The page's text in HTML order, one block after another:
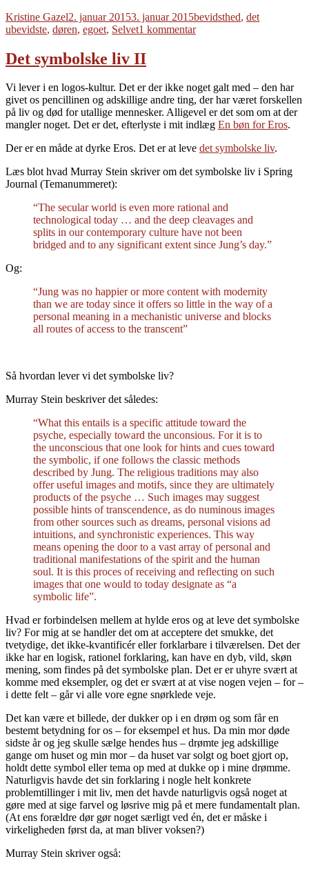
Forfatter
Kristine GazelUdgivet
2. januar 20153. januar 2015Tags
bevidsthed, det
ubevidste, døren, egoet, Selvet1 kommentartil
Det symbolske liv II
Vi lever i en logos-kultur. Det er der ikke noget galt med – den har
givet os pencillinen og adskillige andre ting, der har været forskellen
på liv og død for utallige mennesker. Alligevel er det som om at der
mangler noget. Det er det, efterlyste i mit indlæg En bøn for Eros.
Der er en måde at dyrke Eros. Det er at leve det symbolske liv.
Læs blot hvad Murray Stein skriver om det symbolske liv i Spring
Journal (Temanummeret):
“The secular world is even more rational and
technological today … and the deep cleavages and
splits in our contemporary culture have not been
bridged and to any significant extent since Jung’s day.”
Og:
“Jung was no happier or more content with modernity
than we are today since it offers so little in the way of a
personal meaning in a mechanistic universe and blocks
all routes of access to the transcent”
Så hvordan lever vi det symbolske liv?
Murray Stein beskriver det således:
“What this entails is a specific attitude toward the
psyche, especially toward the unconsious. For it is to
the unconscious that one look for hints and cues toward
the symbolic, if one follows the classic methods
described by Jung. The religious traditions may also
offer useful images and motifs, since they are ultimately
products of the psyche … Such images may suggest
possible hints of transcendence, as do numinous images
from other sources such as dreams, personal visions ad
intuitions, and synchronistic experiences. This way
means opening the door to a vast array of personal and
traditional manifestations of the spirit and the human
soul. It is this proces of receiving and reflecting on such
images that one would to today designate as “a
symbolic life”.
Hvad er forbindelsen mellem at hylde eros og at leve det symbolske
liv? For mig at se handler det om at acceptere det smukke, det
tvetydige, det ikke-kvantificér eller forklarbare i tilværelsen. Det der
ikke har en logisk, rationel forklaring, kan have en dyb, vild, skøn
mening, som findes på det symbolske plan. Det er er uhyre svært at
komme med eksempler, og det er svært at at vise nogen vejen – for –
i dette felt – går vi alle vore egne snørklede veje.
Det kan være et billede, der dukker op i en drøm og som får en
bestemt betydning for os – for eksempel et hus. Da min mor døde
sidste år og jeg skulle sælge hendes hus – drømte jeg adskillige
gange om huset og min mor – da huset var solgt og boet gjort op,
holdt dette symbol eller tema op med at dukke op i mine drømme.
Naturligvis havde det sin forklaring i nogle helt konkrete
problemtillinger i mit liv, men det havde naturligvis også noget at
gøre med at sige farvel og løsrive mig på et mere fundamentalt plan.
(At ens forældre dør gør noget særligt ved én, det er måske i
virkeligheden først da, at man bliver voksen?)
Murray Stein skriver også: